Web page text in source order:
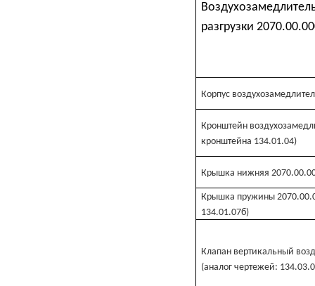
разгрузки
Корпус
Кронштейн
кронштейна 134.01.04)
Крышка нижняя
Крышка пружины
134.01.07б)
Клапан вертикальный
(аналог чертежей: